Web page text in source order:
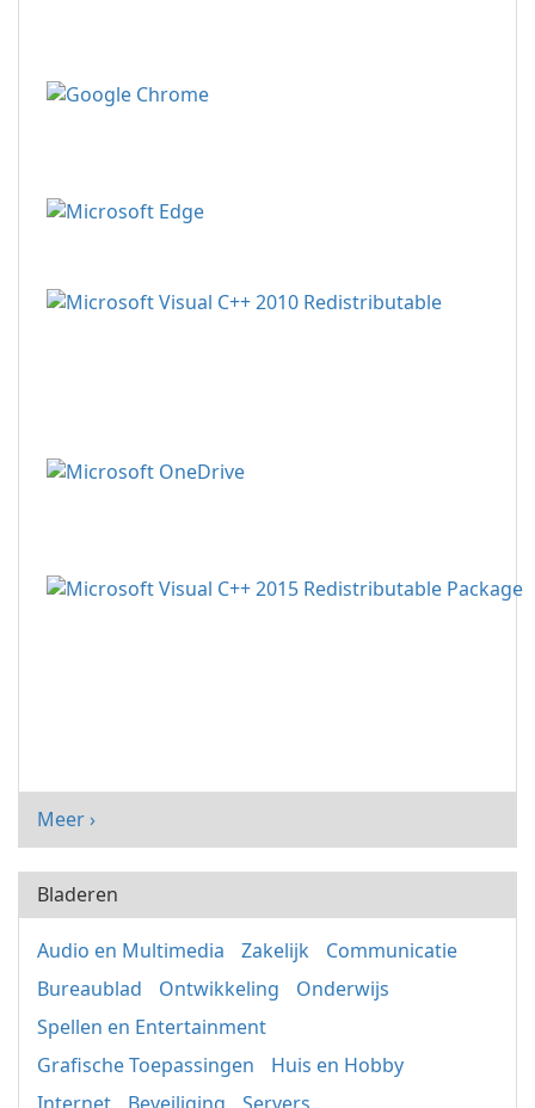
Meer ›
Bladeren
Audio en Multimedia Zakelijk
Communicatie
Bureaublad
Ontwikkeling
Onderwijs
Spellen en Entertainment
Grafische Toepassingen
Huis en Hobby